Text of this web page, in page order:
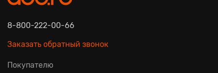
8-800-222-00-66
Заказать обратный звонок
Покупателю